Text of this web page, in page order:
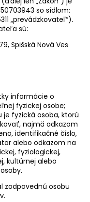
so sídlom:
„prevádzkovateľ“).
sú:
Spišská Nová Ves
informácie o
fyzickej osobe;
fyzická osoba, ktorú
najmä odkazom
identifikačné číslo,
alebo odkazom na
fyziologickej,
kultúrnej alebo
zodpovednú osobu